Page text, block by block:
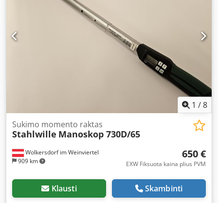
1 /8
Wolkersdorf im Weinviertel
909 km
Sukimo momento raktas
Stahlwille Manoskop 730D/65
650 €
EXW Fiksuota kaina plius PVM
Klausti Skambinti